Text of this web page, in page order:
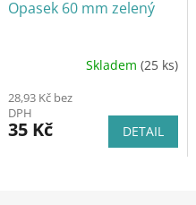
Opasek 60 mm zelený
Skladem (25 ks)
28,93 Kč bez
DPH
35 Kč DETAIL